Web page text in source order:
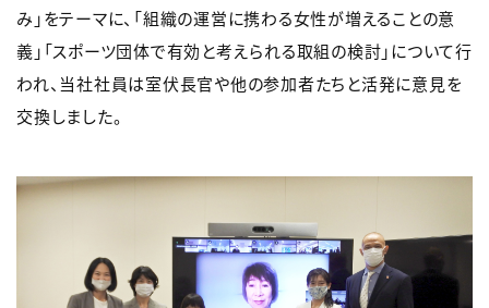
み」をテーマに、「組織の運営に携わる女性が増えることの意
義」「スポーツ団体で有効と考えられる取組の検討」について行
われ、当社社員は室伏長官や他の参加者たちと活発に意見を
交換しました。